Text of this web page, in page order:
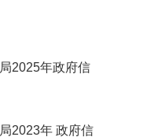
2025年政府信
2023年 政府信